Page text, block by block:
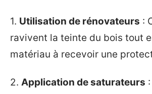
1. Utilisation de rénovateurs :
ravivent la teinte du bois tout
matériau à recevoir une
2. Application de saturateurs